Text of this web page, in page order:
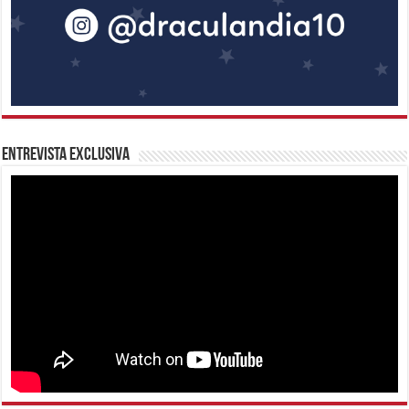
Entrevista Exclusiva